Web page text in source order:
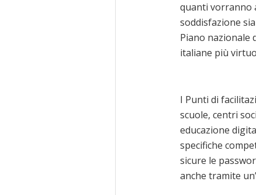
quanti vorranno
soddisfazione
Piano nazionale
italiane più
I Punti di
scuole, centri
educazione
specifiche
sicure le
anche tramite